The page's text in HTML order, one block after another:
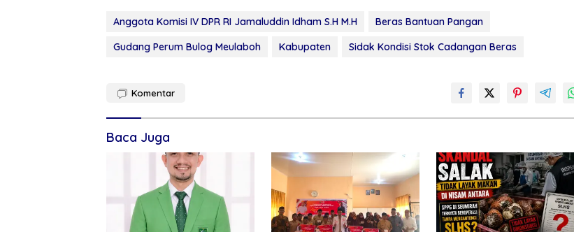
Anggota Komisi IV DPR RI Jamaluddin Idham S.H M.H
Beras Bantuan Pangan
Gudang Perum Bulog Meulaboh
Kabupaten Sidak Kondisi Stok Cadangan Beras
Komentar
Baca Juga